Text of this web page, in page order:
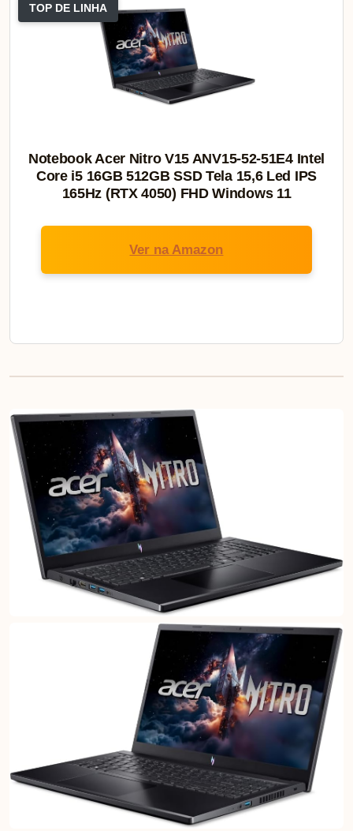
TOP DE LINHA
Notebook Acer Nitro V15 ANV15-52-51E4 Intel
Core i5 16GB 512GB SSD Tela 15,6 Led IPS
165Hz (RTX 4050) FHD Windows 11
Ver na Amazon